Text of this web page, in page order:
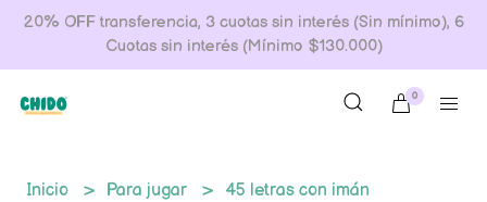
20% OFF transferencia, 3 cuotas sin interés (Sin mínimo), 6
Cuotas sin interés (Mínimo $130.000)
0
Inicio Para jugar 45 letras con imán